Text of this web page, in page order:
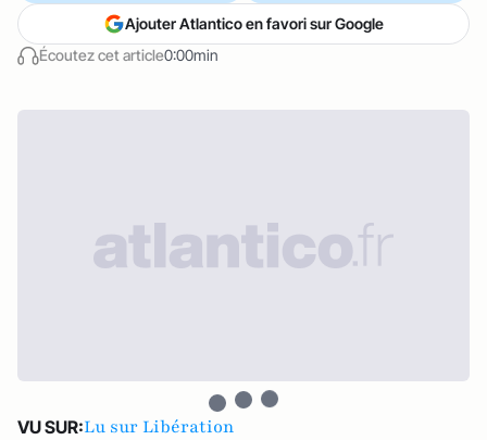
Écoutez cet article0:00min
Ajouter Atlantico en favori sur Google
VU SUR:Lu sur Libération